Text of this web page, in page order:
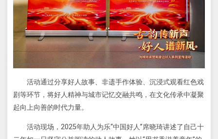
活动通过分享好人故事、非遗手作体验、沉浸式观看红色戏
剧等环节，将好人精神与城市记忆交融共鸣，在文化传承中凝聚
起向上向善的时代力量。
活动现场，2025年助人为乐“中国好人”席晓琦讲述了自己十